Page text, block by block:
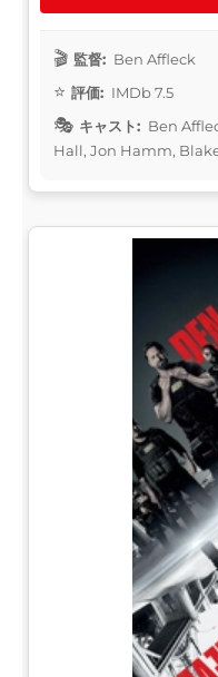
監督: Ben Affleck
評価: IMDb 7.5
キャスト: Ben
Hall, Jon Hamm,